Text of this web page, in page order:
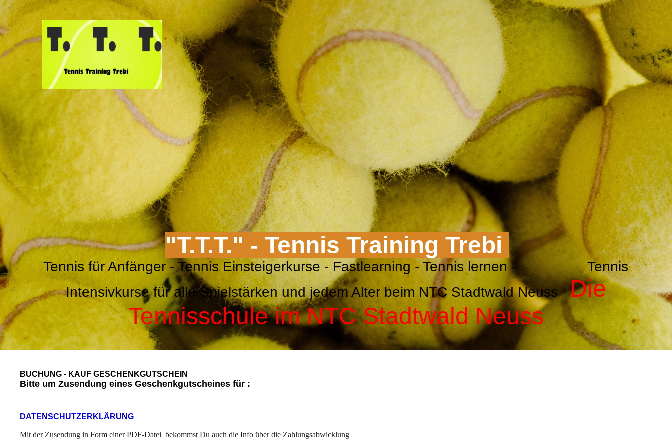
"T.T.T." - Tennis Training Trebi
Tennis für Anfänger - Tennis Einsteigerkurse - Fastlearning - Tennis lernen - Tennis
Intensivkurse für alle Spielstärken und jedem Alter beim NTC Stadtwald NeussDie
Tennisschule im NTC Stadtwald Neuss
BUCHUNG - KAUF GESCHENKGUTSCHEIN
Bitte um Zusendung eines Geschenkgutscheines für :
DATENSCHUTZERKLÄRUNG
Mit der Zusendung in Form einer PDF-Datei bekommst Du auch die Info über die Zahlungsabwicklung